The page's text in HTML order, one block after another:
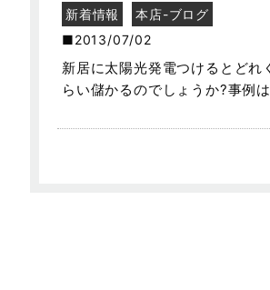
新着情報
本店-ブログ
2013/07/02
新居に太陽光発電つけるとどれ
らい儲かるのでしょうか?事例